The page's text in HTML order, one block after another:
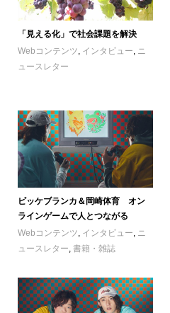
「見える化」で社会課題を解決
Webコンテンツ, インタビュー, ニ
ュースレター
ビッケブランカ＆岡崎体育 オン
ラインゲームで人とつながる
Webコンテンツ, インタビュー, ニ
ュースレター, 書籍・雑誌